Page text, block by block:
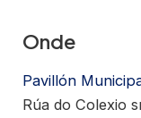
Onde
Pavillón
Rúa do Colexio